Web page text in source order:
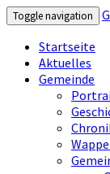
Toggle navigation
Startseite
Aktuelles
Gemeinde